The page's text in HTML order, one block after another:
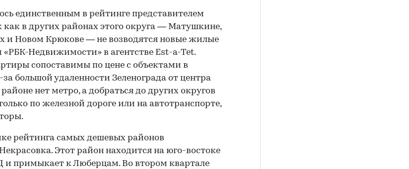
единственным в рейтинге представителем
как в других районах этого округа — Матушкине,
и Новом Крюкове — не возводятся новые жилые
«РБК-Недвижимости» в агентстве Est-a-Tet.
сопоставимы по цене с объектами в
большой удаленности Зеленограда от центра
нет метро, а добраться до других округов
по железной дороге или на автотранспорте,
рейтинга самых дешевых районов
Этот район находится на юго-востоке
примыкает к Люберцам. Во втором квартале